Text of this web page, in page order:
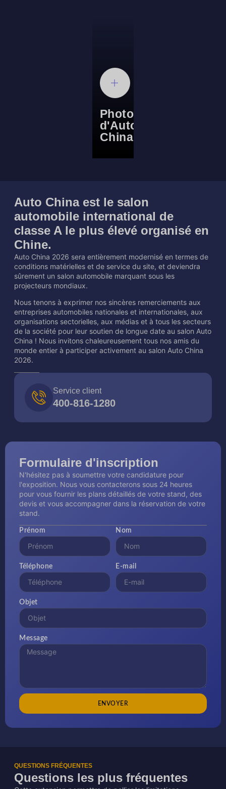
Photos
d'Auto
China
Auto China est le salon
automobile international de
classe A le plus élevé organisé en
Chine.
Auto China 2026 sera entièrement modernisé en termes de
conditions matérielles et de service du site, et deviendra
sûrement un salon automobile marquant sous les
projecteurs mondiaux.
Nous tenons à exprimer nos sincères remerciements aux
entreprises automobiles nationales et internationales, aux
organisations sectorielles, aux médias et à tous les secteurs
de la société pour leur soutien de longue date au salon Auto
China ! Nous invitons chaleureusement tous nos amis du
monde entier à participer activement au salon Auto China
2026.
Service client
400-816-1280
Formulaire d'inscription
N'hésitez pas à soumettre votre candidature pour
l'exposition. Nous vous contacterons sous 24 heures
pour vous fournir les plans détaillés de votre stand, des
devis et vous accompagner dans la réservation de votre
stand.
Prénom Nom
Téléphone E-mail
Objet
Message
ENVOYER
QUESTIONS FRÉQUENTES
Questions les plus fréquentes